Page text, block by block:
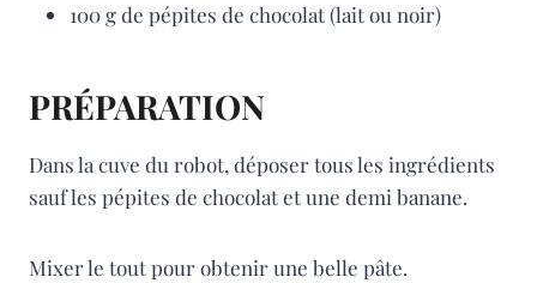
100 g de pépites de chocolat (lait ou noir)
PRÉPARATION
Dans la cuve du robot, déposer tous les ingrédients
sauf les pépites de chocolat et une demi banane.
Mixer le tout pour obtenir une belle pâte.